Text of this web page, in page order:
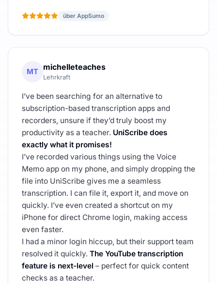
über AppSumo
MT michelleteaches
Lehrkraft
I’ve been searching for an alternative to
subscription-based transcription apps and
recorders, unsure if they’d truly boost my
productivity as a teacher. UniScribe does
exactly what it promises!
I’ve recorded various things using the Voice
Memo app on my phone, and simply dropping the
file into UniScribe gives me a seamless
transcription. I can file it, export it, and move on
quickly. I’ve even created a shortcut on my
iPhone for direct Chrome login, making access
even faster.
I had a minor login hiccup, but their support team
resolved it quickly. The YouTube transcription
feature is next-level – perfect for quick content
checks as a teacher.